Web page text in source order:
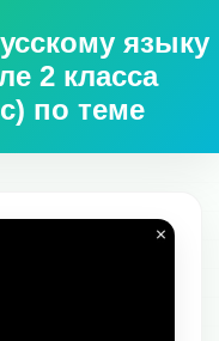
языку
2 класса
по теме